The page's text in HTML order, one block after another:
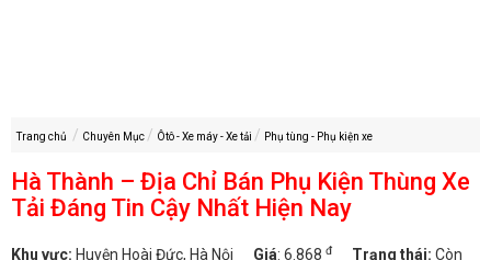
Trang chủ Chuyên Mục Ôtô - Xe máy - Xe tải Phụ tùng - Phụ kiện xe
Hà Thành – Địa Chỉ Bán Phụ Kiện Thùng Xe
Tải Đáng Tin Cậy Nhất Hiện Nay
Khu vực: Huyện Hoài Đức, Hà Nội Giá: 6.868 đ Trạng thái: Còn